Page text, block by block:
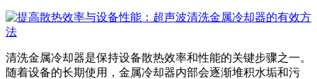
清洗金属冷却器是保持设备散热效率和性能的关键步骤之一。
随着设备的长期使用，金属冷却器内部会逐渐堆积水垢和污